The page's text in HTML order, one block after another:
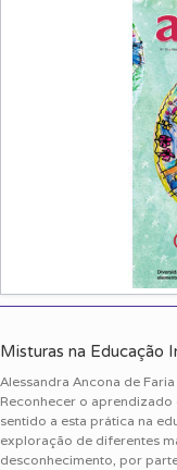
Misturas na Educação
Alessandra Ancona de
Reconhecer o
sentido a esta prática na
exploração de diferentes
desconhecimento, por